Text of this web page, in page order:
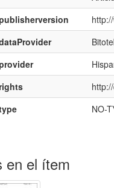
NO-
en el ítem